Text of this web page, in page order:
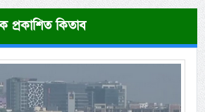
প্রকাশিত কিতাব